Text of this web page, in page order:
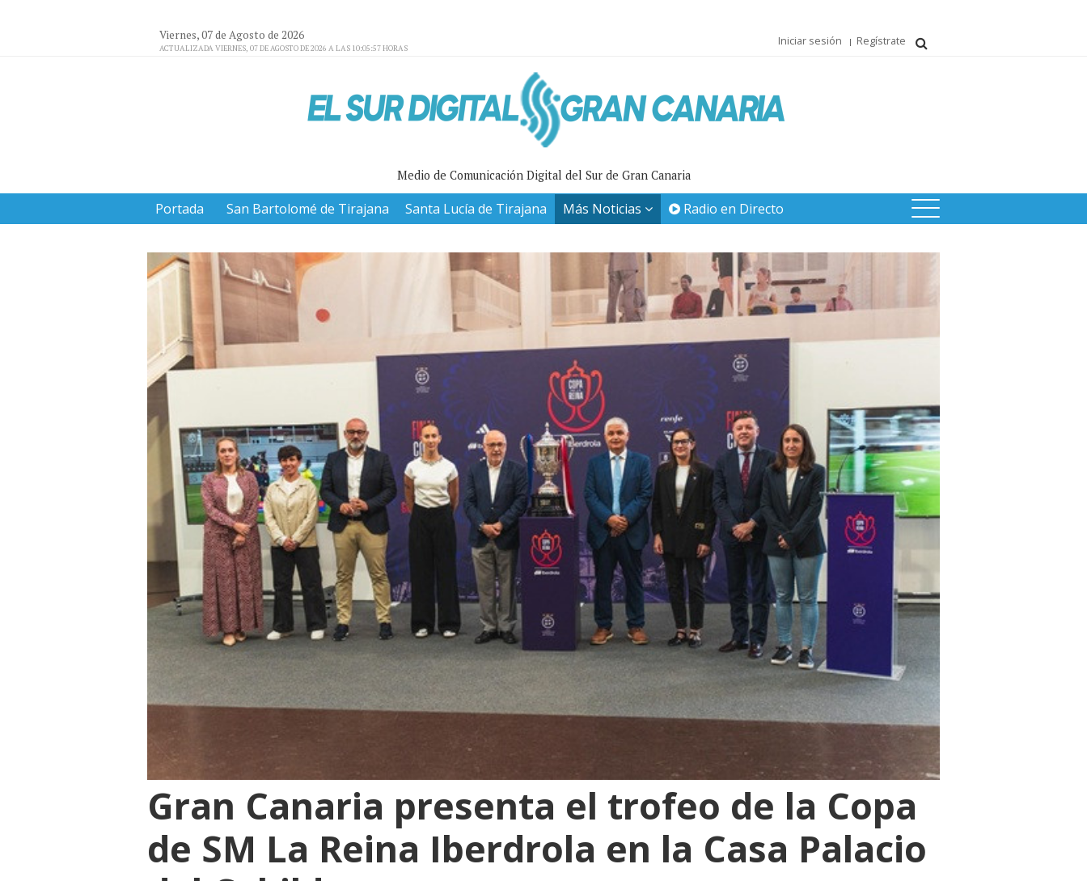
Viernes, 07 de Agosto de 2026
ACTUALIZADA VIERNES, 07 DE AGOSTO DE 2026 A LAS 10:05:57 HORAS
Iniciar sesión Regístrate
Medio de Comunicación Digital del Sur de Gran Canaria
Portada San Bartolomé de Tirajana Santa Lucía de Tirajana Más Noticias Radio en Directo
Gran Canaria presenta el trofeo de la Copa
de SM La Reina Iberdrola en la Casa Palacio